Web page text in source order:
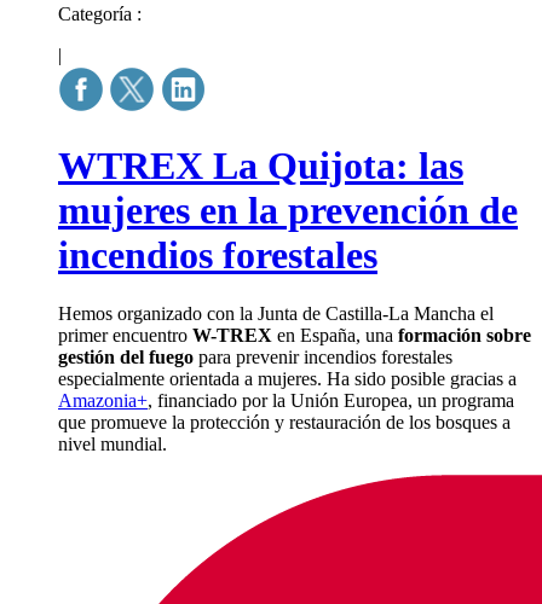
Categoría :
|
WTREX La Quijota: las
mujeres en la prevención de
incendios forestales
Hemos organizado con la Junta de Castilla-La Mancha el
primer encuentro W-TREX en España, una formación sobre
gestión del fuego para prevenir incendios forestales
especialmente orientada a mujeres. Ha sido posible gracias a
Amazonia+, financiado por la Unión Europea, un programa
que promueve la protección y restauración de los bosques a
nivel mundial.